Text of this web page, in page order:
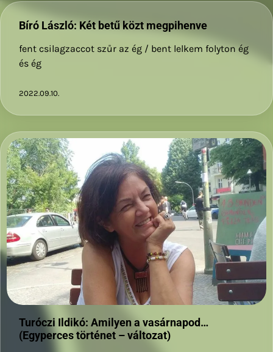
Bíró László: Két betű közt megpihenve
fent csilagzaccot szűr az ég / bent lelkem folyton ég
és ég
2022.09.10.
Turóczi Ildikó: Amilyen a vasárnapod…
(Egyperces történet – változat)